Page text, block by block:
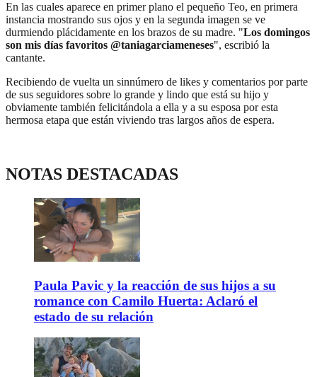
En las cuales aparece en primer plano el pequeño Teo, en primera
instancia mostrando sus ojos y en la segunda imagen se ve
durmiendo plácidamente en los brazos de su madre. "Los domingos
son mis días favoritos @taniagarciameneses", escribió la
cantante.
Recibiendo de vuelta un sinnúmero de likes y comentarios por parte
de sus seguidores sobre lo grande y lindo que está su hijo y
obviamente también felicitándola a ella y a su esposa por esta
hermosa etapa que están viviendo tras largos años de espera.
NOTAS DESTACADAS
Paula Pavic y la reacción de sus hijos a su
romance con Camilo Huerta: Aclaró el
estado de su relación